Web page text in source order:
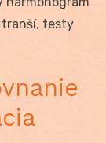
tranší, testy